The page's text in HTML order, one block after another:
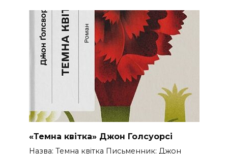
«Темна квітка» Джон Голсуорсі
Назва: Темна квітка Письменник: Джон